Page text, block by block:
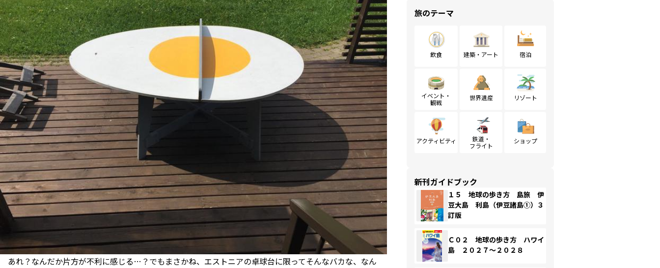
あれ？なんだか片方が不利に感じる…？でもまさかね、エストニアの卓球台に限ってそんなバカな、なん
旅のテーマ
飲食 建築・アート 宿泊
イベント・
観戦
世界遺産 リゾート
アクティビティ
鉄道・
フライト
ショップ
新刊ガイドブック
１５ 地球の歩き方 島旅 伊
豆大島 利島（伊豆諸島①）３
訂版
Ｃ０２ 地球の歩き方 ハワイ
島 ２０２７～２０２８